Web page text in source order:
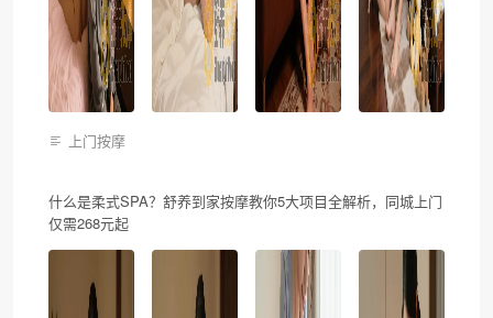
上门按摩
什么是柔式SPA？舒养到家按摩教你5大项目全解析，同城上门
仅需268元起